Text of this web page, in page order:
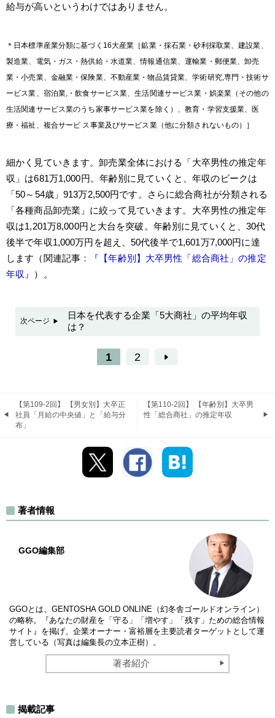
給与が高いというわけではありません。
＊日本標準産業分類に基づく16大産業［鉱業・採石業・砂利採取業、建設業、
製造業、電気・ガス・熱供給・水道業、情報通信業、運輸業・郵便業、卸売
業・小売業、金融業・保険業、不動産業・物品賃貸業、学術研究,専門・技術サ
ービス業、宿泊業,・飲食サービス業、生活関連サービス業・娯楽業（その他の
生活関連サービス業のうち家事サービス業を除く）、教育・学習支援業、医
療・福祉、複合サービ ス事業及びサービス業（他に分類されないもの）］
細かく見ていきます。卸売業全体における「大卒男性の推定年
収」は681万1,000円。年齢別に見ていくと、年収のピークは
「50～54歳」913万2,500円です。さらに総合商社が分類される
「各種商品卸売業」に絞って見ていきます。大卒男性の推定年
収は1,201万8,000円と大台を突破。年齢別に見ていくと、30代
後半で年収1,000万円を超え、50代後半で1,601万7,000円に達
します（関連記事 ：
『【年齢別】大卒男性「総合商社」の推定
年収』 ）。
次ページ
日本を代表する企業「5大商社」の平均年収
は？
1 2
【第109-2回】 【男女別】大卒正
社員「月給の中央値」と「給与分
布」
【第110-2回】 【年齢別】大卒男
性「総合商社」の推定年収
著者情報
GGO編集部
GGOとは、GENTOSHA GOLD ONLINE（幻冬舎ゴールドオンライン）
の略称。『あなたの財産を「守る」「増やす」「残す」ための総合情報
サイト』を掲げ、企業オーナー・富裕層を主要読者ターゲットとして運
営している（写真は編集長の立本正樹）。
著者紹介
揭載記事